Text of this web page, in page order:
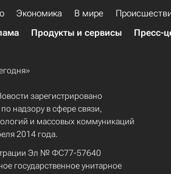
Экономика В мире
Продукты и сервисы Пресс-
зарегистрировано
надзору в сфере связи,
и массовых коммуникаций
2014 года.
Эл № ФС77-57640
государственное унитарное